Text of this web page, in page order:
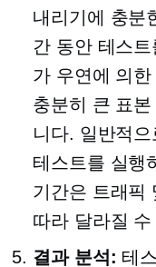
내리기에 충분
간 동안 테스
가 우연에 의
충분히 큰 표
니다. 일반적
테스트를 실행
기간은 트래픽
따라 달라질
결과 분석: 테